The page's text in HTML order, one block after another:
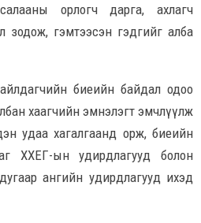
орлогч дарга, ахлагч
зодож, гэмтээсэн гэдгийг алба
биеийн байдал одоо
хаагчийн эмнэлэгт эмчлүүлж
удаа хагалгаанд орж, биеийн
ХХЕГ-ын удирдлагууд болон
ангийн удирдлагууд ихэд